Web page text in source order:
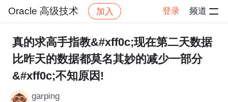
Oracle 高级技术 加入 登录 频道
社区 Oracle 高级技术 帖子详情
真的求高手指教&#xff0c;现在第二天数据
比昨天的数据都莫名其妙的减少一部分
&#xff0c;不知原因!
garping